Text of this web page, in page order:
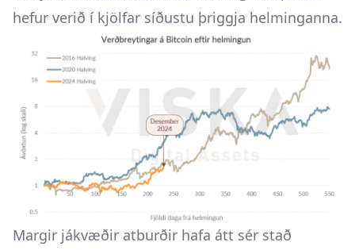
hefur verið í kjölfar síðustu þriggja helminganna.
Margir jákvæðir atburðir hafa átt sér stað